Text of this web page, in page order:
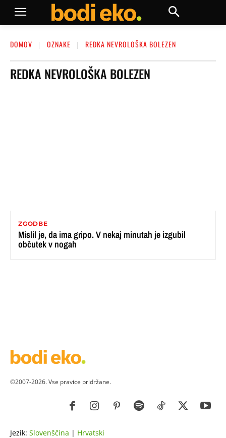
DOMOV OZNAKE REDKA NEVROLOŠKA BOLEZEN
REDKA NEVROLOŠKA BOLEZEN
ZGODBE
Mislil je, da ima gripo. V nekaj minutah je izgubil
občutek v nogah
©2007-2026. Vse pravice pridržane.
Jezik: Slovenščina | Hrvatski